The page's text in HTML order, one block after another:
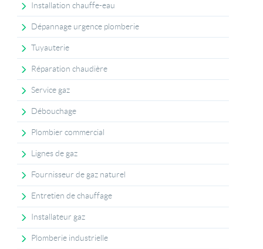
Installation chauffe-eau
Dépannage urgence plomberie
Tuyauterie
Réparation chaudière
Service gaz
Débouchage
Plombier commercial
Lignes de gaz
Fournisseur de gaz naturel
Entretien de chauffage
Installateur gaz
Plomberie industrielle